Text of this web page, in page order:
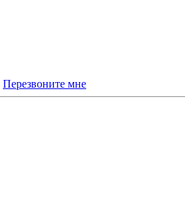
Перезвоните мне